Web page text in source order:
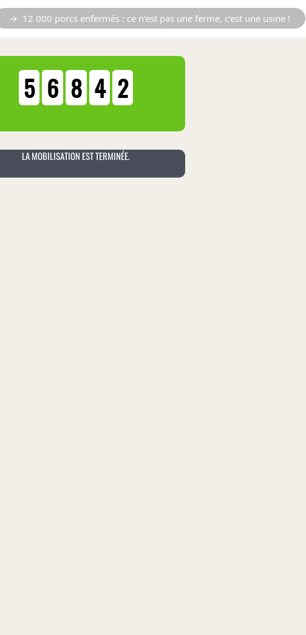
→ 12 000 porcs enfermés : ce n’est pas une ferme, c’est une usine !
5 6 8 4 2
LA MOBILISATION EST TERMINÉE.